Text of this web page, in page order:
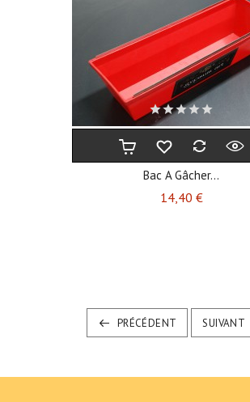
Bac A Gâcher...
14,40 €Prix
PRÉCÉDENT SUIVANT